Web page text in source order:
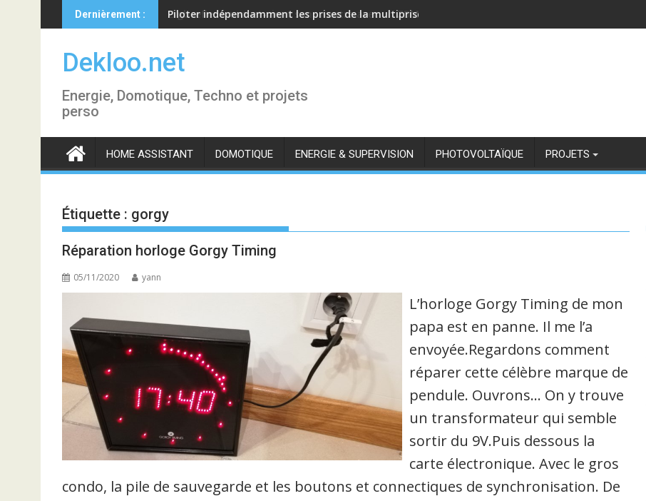
to
content
Dernièrement : Piloter indépendamment les prises de la multiprise NOUS A11Z avec Zigbee2MQTT
Dekloo.net
Energie, Domotique, Techno et projets
perso
HOME ASSISTANT DOMOTIQUE ENERGIE & SUPERVISION PHOTOVOLTAÏQUE PROJETS
Étiquette : gorgy
Réparation horloge Gorgy Timing
05/11/2020 yann
L’horloge Gorgy Timing de mon
papa est en panne. Il me l’a
envoyée.Regardons comment
réparer cette célèbre marque de
pendule. Ouvrons… On y trouve
un transformateur qui semble
sortir du 9V.Puis dessous la
carte électronique. Avec le gros
condo, la pile de sauvegarde et les boutons et connectiques de synchronisation. De